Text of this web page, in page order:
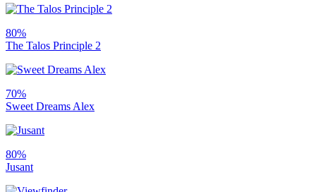
80%
The Talos Principle 2
70%
Sweet Dreams Alex
80%
Jusant